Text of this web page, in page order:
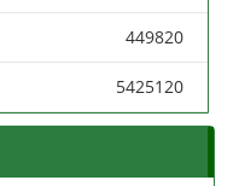
449820
5425120